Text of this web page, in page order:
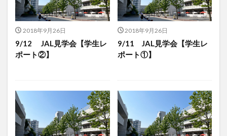
2018年9月26日
9/12 JAL見学会【学生レ
ポート②】
2018年9月26日
9/11 JAL見学会【学生レ
ポート①】